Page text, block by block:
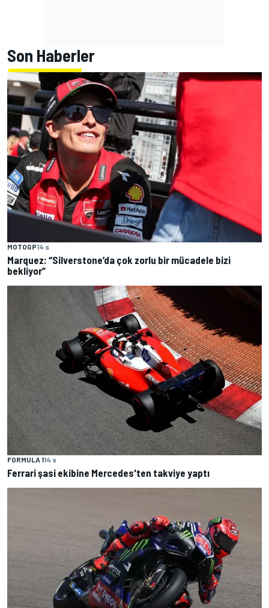
Son Haberler
MOTOGP14 s
Marquez: “Silverstone’da çok zorlu bir mücadele bizi
bekliyor”
FORMULA 114 s
Ferrari şasi ekibine Mercedes'ten takviye yaptı